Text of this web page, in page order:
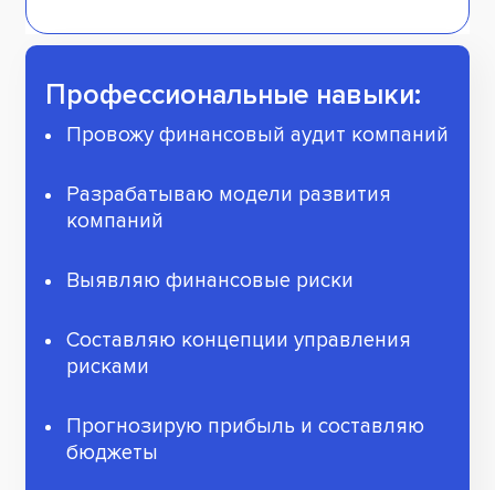
Профессиональные навыки:
Провожу финансовый аудит компаний
Разрабатываю модели развития
компаний
Выявляю финансовые риски
Составляю концепции управления
рисками
Прогнозирую прибыль и составляю
бюджеты